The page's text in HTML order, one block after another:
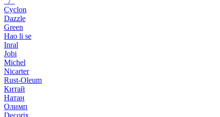
Cyclon
Dazzle
Green
Hao li se
Inral
Jobi
Michel
Nicarter
Rust-Oleum
Китай
Натан
Олимп
Decorix